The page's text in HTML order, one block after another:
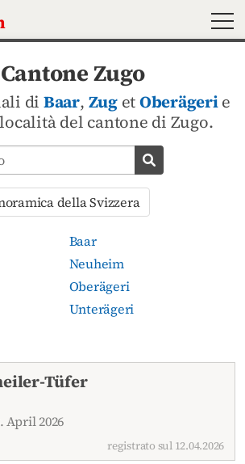
Zugo
di Baar, ZugetOberägerie
del cantone di Zugo.
Cerca
della Svizzera
Baar
Neuheim
Oberägeri
Unterägeri
Tüfer
April 2026
registrato sul 12.04.2026